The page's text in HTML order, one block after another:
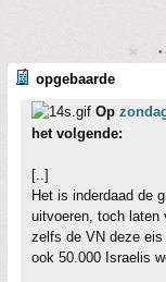
opgebaarde
Op
het volgende:
[..]
Het is inderdaad de
uitvoeren, toch laten
zelfs de VN deze
ook 50.000 Israelis